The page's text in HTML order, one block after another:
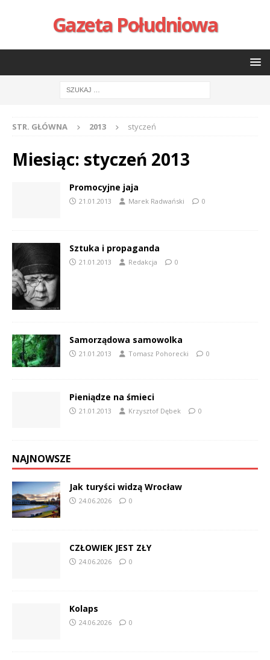
Gazeta Południowa
STR. GŁÓWNA 2013 styczeń
Miesiąc: styczeń 2013
Promocyjne jaja
21.01.2013 Marek Radwański 0
Sztuka i propaganda
21.01.2013 Redakcja 0
Samorządowa samowolka
21.01.2013 Tomasz Pohorecki 0
Pieniądze na śmieci
21.01.2013 Krzysztof Dębek 0
NAJNOWSZE
Jak turyści widzą Wrocław
24.06.2026 0
CZŁOWIEK JEST ZŁY
24.06.2026 0
Kolaps
24.06.2026 0